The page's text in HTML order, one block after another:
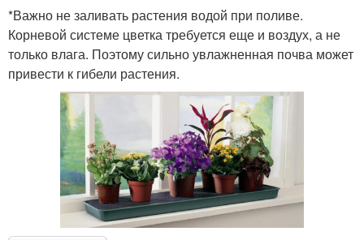
*Важно не заливать растения водой при поливе.
Корневой системе цветка требуется еще и воздух, а не
только влага. Поэтому сильно увлажненная почва может
привести к гибели растения.